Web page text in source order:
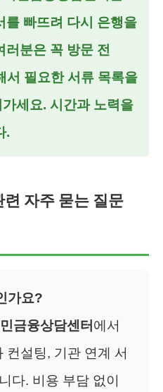
를 빠뜨려 다시 은행을
러분은 꼭 방문 전
서 필요한 서류 목록을
세요. 시간과 노력을
.
자주 묻는 질문
가요?
금융상담센터 에서
컨설팅, 기관 연계 서
다. 비용 부담 없이